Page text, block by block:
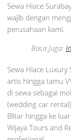
Sewa Hiace
wajib dengan
perusahaan kami.
Baca Juga:
Sewa Hiace
artis hingga tamu
di sewa sebagai
(wedding car
Blitar hingga ke
Wijaya Tours and